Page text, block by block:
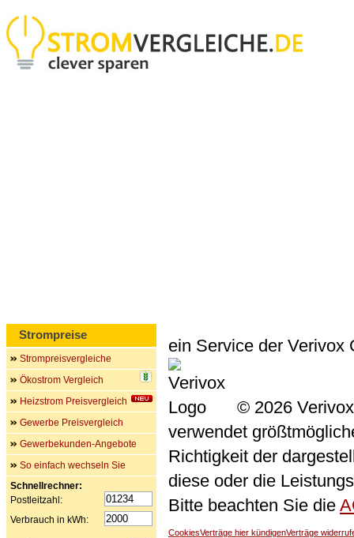
ein Service der Verivox
© 2026
verwendet
Richtigkeit der
diese oder die
Bitte beachten Sie die
CookiesVerträge hier kündigenVerträge
Strompreise
Strompreisvergleiche
Ökostrom Vergleich
Heizstrom Preisvergleich
Gewerbe Preisvergleich
Gewerbekunden-Angebote
So einfach wechseln Sie
Schnellrechner:
Postleitzahl:
Verbrauch in kWh: